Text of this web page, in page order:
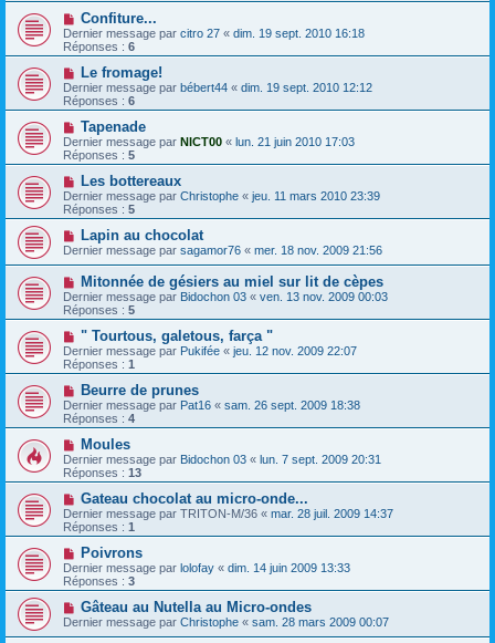
Confiture...
Dernier message par citro 27 « dim. 19 sept. 2010 16:18
Réponses : 6
Le fromage!
Dernier message par bébert44 « dim. 19 sept. 2010 12:12
Réponses : 6
Tapenade
Dernier message par NICT00 « lun. 21 juin 2010 17:03
Réponses : 5
Les bottereaux
Dernier message par Christophe « jeu. 11 mars 2010 23:39
Réponses : 5
Lapin au chocolat
Dernier message par sagamor76 « mer. 18 nov. 2009 21:56
Mitonnée de gésiers au miel sur lit de cèpes‏
Dernier message par Bidochon 03 « ven. 13 nov. 2009 00:03
Réponses : 5
" Tourtous, galetous, farça "
Dernier message par Pukifée « jeu. 12 nov. 2009 22:07
Réponses : 1
Beurre de prunes
Dernier message par Pat16 « sam. 26 sept. 2009 18:38
Réponses : 4
Moules
Dernier message par Bidochon 03 « lun. 7 sept. 2009 20:31
Réponses : 13
Gateau chocolat au micro-onde...
Dernier message par TRITON-M/36 « mar. 28 juil. 2009 14:37
Réponses : 1
Poivrons
Dernier message par lolofay « dim. 14 juin 2009 13:33
Réponses : 3
Gâteau au Nutella au Micro-ondes
Dernier message par Christophe « sam. 28 mars 2009 00:07